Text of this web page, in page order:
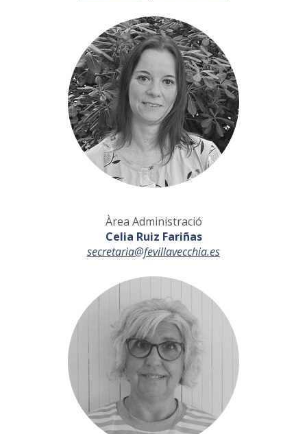
Àrea Administració
Celia Ruiz Fariñas
secretaria@fevillavecchia.es